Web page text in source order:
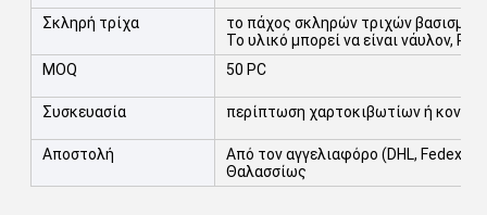
Σκληρή τρίχα
το πάχος σκληρών τριχών
Το υλικό μπορεί να είναι νάυλον,
MOQ
50 PC
Συσκευασία περίπτωση χαρτοκιβωτίων ή
Αποστολή
Από τον αγγελιαφόρο (DHL, Fedex,
Θαλασσίως